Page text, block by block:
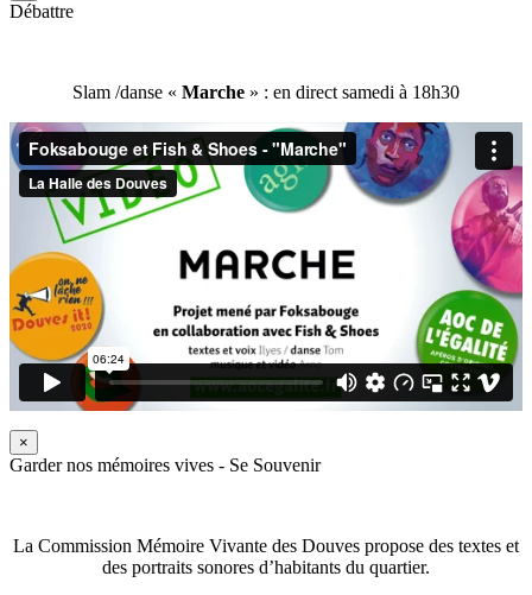
Débattre
Slam /danse « Marche » : en direct samedi à 18h30
×
Garder nos mémoires vives - Se Souvenir
La Commission Mémoire Vivante des Douves propose des textes et
des portraits sonores d’habitants du quartier.